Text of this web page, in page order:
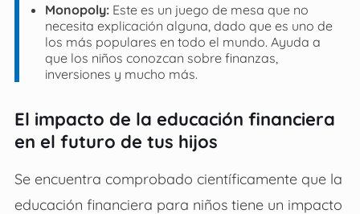
Monopoly:Este es un juego de mesa que no
necesita explicación alguna, dado que es uno de
los más populares en todo el mundo. Ayuda a
que los niños conozcan sobre finanzas,
inversiones y mucho más.
El impacto de la educación financiera
en el futuro de tus hijos
Se encuentra comprobado científicamente que la
educación financiera para niños tiene un impacto